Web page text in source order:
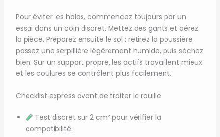
Pour éviter les halos, commencez toujours par un
essai dans un coin discret. Mettez des gants et aérez
la pièce. Préparez ensuite le sol : retirez la poussière,
passez une serpillière légèrement humide, puis séchez
bien. Sur un support propre, les actifs travaillent mieux
et les coulures se contrôlent plus facilement.
Checklist express avant de traiter la rouille
Test discret sur 2 cm² pour vérifier la
compatibilité.